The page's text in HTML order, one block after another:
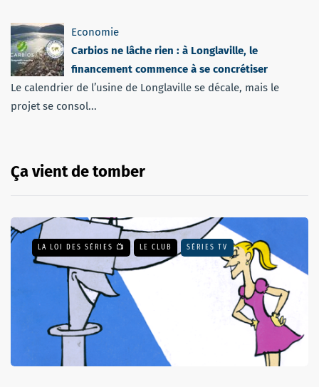
Economie
Carbios ne lâche rien : à Longlaville, le
financement commence à se concrétiser
Le calendrier de l’usine de Longlaville se décale, mais le
projet se consol...
Ça vient de tomber
LA LOI DES SÉRIES 📺 LE CLUB SÉRIES TV